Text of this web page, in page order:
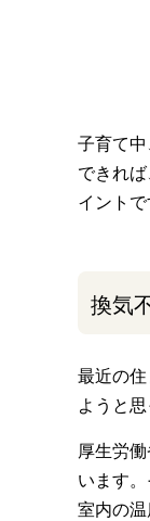
子育て
できれ
イント
換気
最近の
ようと
厚生労
います
室内の